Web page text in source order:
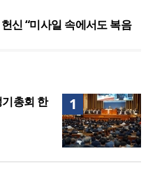
신 “미사일 속에서도 복음
63] 말씀은 같은데 왜 열
됐던 한인 목회자 석방돼
1
기총회 한